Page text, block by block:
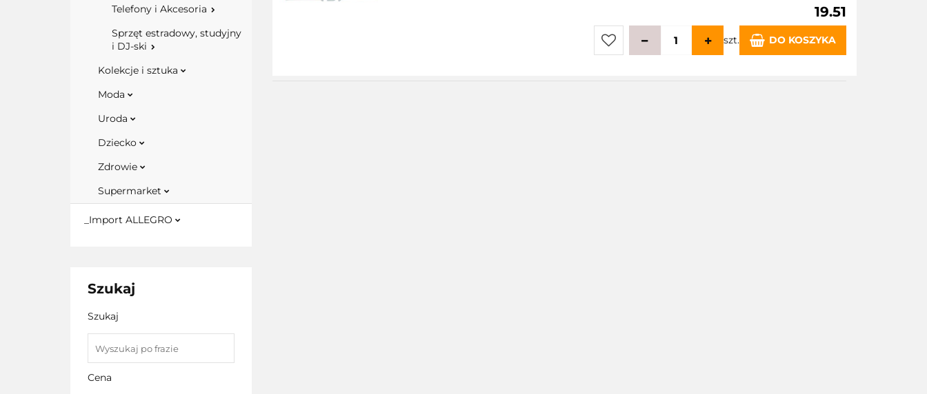
Telefony i Akcesoria
Sprzęt estradowy, studyjny
i DJ-ski
Kolekcje i sztuka
Moda
Uroda
Dziecko
Zdrowie
Supermarket
_Import ALLEGRO
Szukaj
Szukaj
Cena
19.51
szt. DO KOSZYKA